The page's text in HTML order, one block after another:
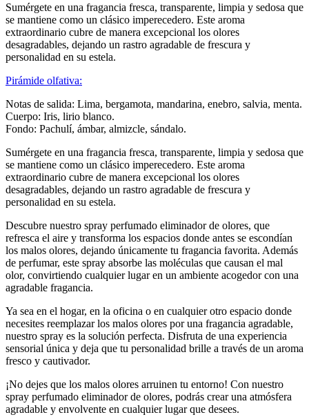
Sumérgete en una fragancia fresca, transparente, limpia y sedosa que
se mantiene como un clásico imperecedero. Este aroma
extraordinario cubre de manera excepcional los olores
desagradables, dejando un rastro agradable de frescura y
personalidad en su estela.
Pirámide olfativa:
Notas de salida: Lima, bergamota, mandarina, enebro, salvia, menta.
Cuerpo: Iris, lirio blanco.
Fondo: Pachulí, ámbar, almizcle, sándalo.
Sumérgete en una fragancia fresca, transparente, limpia y sedosa que
se mantiene como un clásico imperecedero. Este aroma
extraordinario cubre de manera excepcional los olores
desagradables, dejando un rastro agradable de frescura y
personalidad en su estela.
Descubre nuestro spray perfumado eliminador de olores, que
refresca el aire y transforma los espacios donde antes se escondían
los malos olores, dejando únicamente tu fragancia favorita. Además
de perfumar, este spray absorbe las moléculas que causan el mal
olor, convirtiendo cualquier lugar en un ambiente acogedor con una
agradable fragancia.
Ya sea en el hogar, en la oficina o en cualquier otro espacio donde
necesites reemplazar los malos olores por una fragancia agradable,
nuestro spray es la solución perfecta. Disfruta de una experiencia
sensorial única y deja que tu personalidad brille a través de un aroma
fresco y cautivador.
¡No dejes que los malos olores arruinen tu entorno! Con nuestro
spray perfumado eliminador de olores, podrás crear una atmósfera
agradable y envolvente en cualquier lugar que desees.